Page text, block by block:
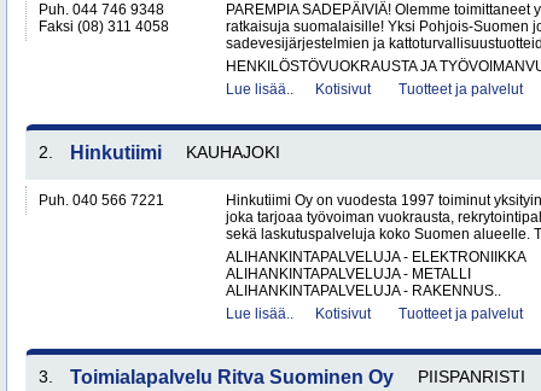
Puh. 044 746 9348
Faksi (08) 311 4058
PAREMPIA SADEPÄIVIÄ! Olemme toimittaneet
ratkaisuja suomalaisille! Yksi Pohjois-Suomen
sadevesijärjestelmien ja
HENKILÖSTÖVUOKRAUSTA JA
Lue lisää..
Kotisivut Tuotteet ja palvelut
2. Hinkutiimi KAUHAJOKI
Puh. 040 566 7221
Hinkutiimi Oy on vuodesta 1997 toiminut
joka tarjoaa työvoiman vuokrausta,
sekä laskutuspalveluja koko Suomen alueelle.
ALIHANKINTAPALVELUJA - ELEKTRONIIKKA
ALIHANKINTAPALVELUJA - METALLI
ALIHANKINTAPALVELUJA - RAKENNUS..
Lue lisää..
Kotisivut Tuotteet ja palvelut
3. Toimialapalvelu Ritva Suominen Oy PIISPANRISTI